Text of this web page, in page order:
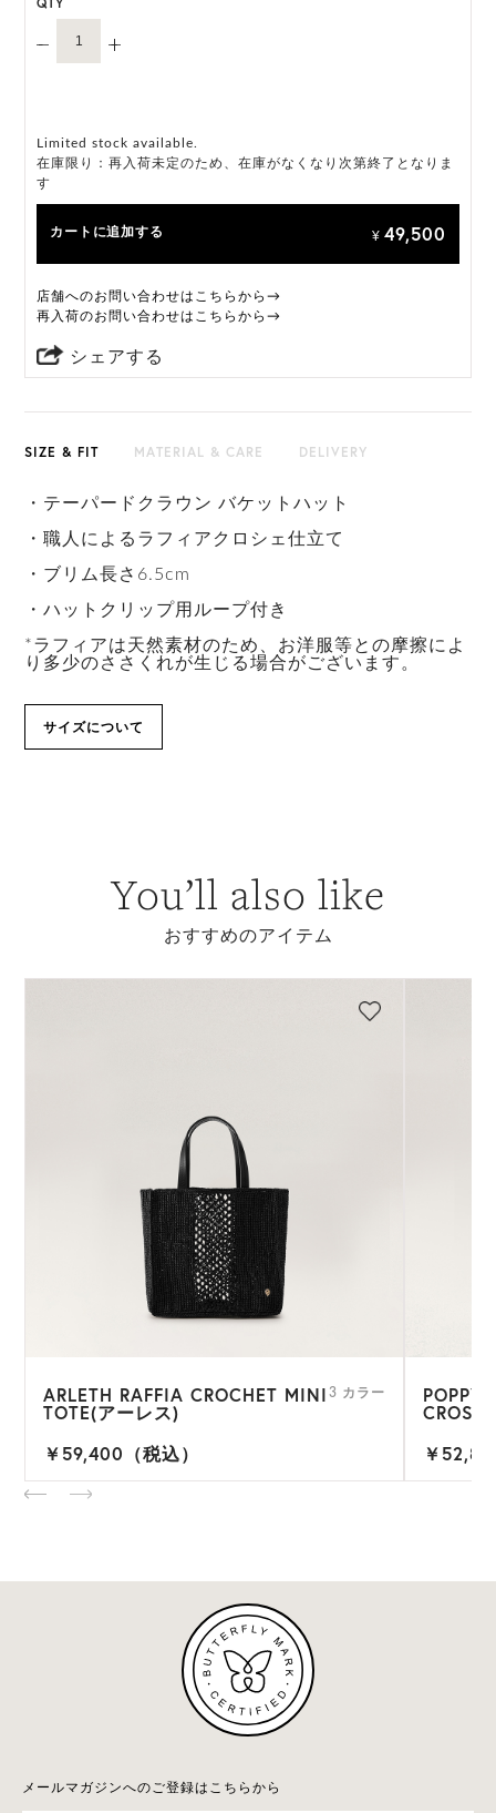
Limited stock available.
在庫限り：再入荷未定のため、在庫がなくなり次第終了となりま
す
カートに追加する ¥ 49,500
店舗へのお問い合わせはこちらから→
再入荷のお問い合わせはこちらから→
シェアする
SIZE & FIT MATERIAL & CARE DELIVERY
・テーパードクラウン バケットハット
・職人によるラフィアクロシェ仕立て
・ブリム長さ6.5cm
・ハットクリップ用ループ付き
*ラフィアは天然素材のため、お洋服等との摩擦によ
り多少のささくれが生じる場合がございます。
サイズについて
You’ll also like
おすすめのアイテム
ARLETH RAFFIA CROCHET MINI
TOTE(アーレス)
3 カラー
￥59,400（税込）
POPPY
￥
メールマガジンへのご登録はこちらから